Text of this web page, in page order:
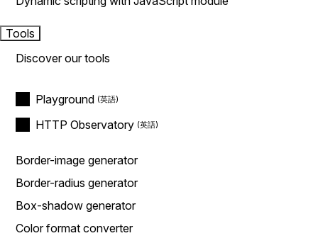
Tools
Discover our tools
Playground
HTTP Observatory
Border-image generator
Border-radius generator
Box-shadow generator
Color format converter